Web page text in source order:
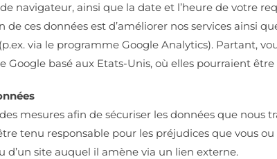
navigateur, ainsi que la date et l’heure de votre
de ces données est d’améliorer nos services ainsi
(p.ex. via le programme Google Analytics). Partant,
Google basé aux Etats-Unis, où elles pourraient
mesures afin de sécuriser les données que
tenu responsable pour les préjudices que vous
d’un site auquel il amène via un lien externe.